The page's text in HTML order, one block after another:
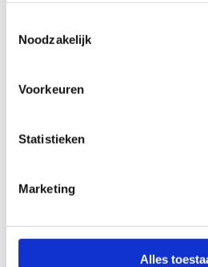
Noodzakelijk
Voorkeuren
Statistieken
Marketing
Alles
De Looproute Opwijk biedt een
om te trainen en te genieten van
heeft voor ieder wat wils.
samenkomen!
Kloosterstraat